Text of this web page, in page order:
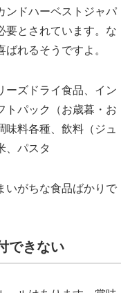
ンドハーベストジャパ
要とされています。な
れるそうですよ。
ーズドライ食品、イン
トパック（お歳暮・お
料各種、飲料（ジュ
、パスタ
いがちな食品ばかりで
できない